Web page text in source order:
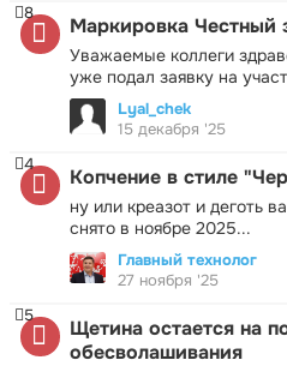
Маркировка Честный
Уважаемые коллеги
уже подал заявку на
8
Lyal_chek
15 декабря '25
Копчение в стиле
ну или креазот и деготь
снято в ноябре 2025...
4
Главный технолог
27 ноября '25
Щетина остается на
обесволашивания
5